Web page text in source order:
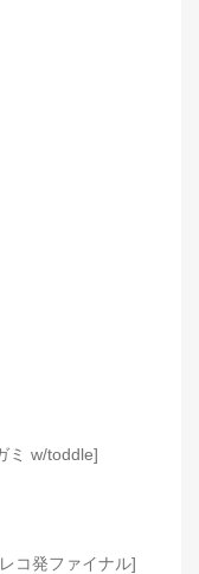
ミ w/toddle]
コ発ファイナル]